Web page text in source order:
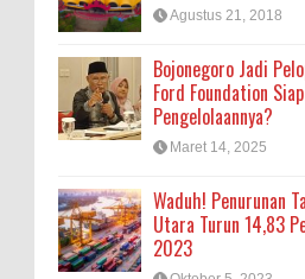
Agustus 21, 2018
Bojonegoro Jadi
Ford Foundation
Pengelolaannya?
Maret 14, 2025
Waduh! Penurunan
Utara Turun 14,83
2023